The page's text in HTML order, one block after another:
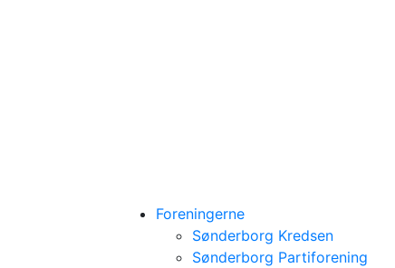
Foreningerne
Sønderborg Kredsen
Sønderborg Partiforening